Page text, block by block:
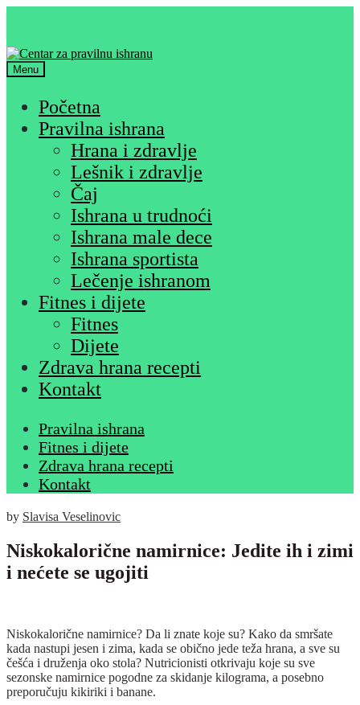
Menu
Početna
Pravilna ishrana
Hrana i zdravlje
Lešnik i zdravlje
Čaj
Ishrana u trudnoći
Ishrana male dece
Ishrana sportista
Lečenje ishranom
Fitnes i dijete
Fitnes
Dijete
Zdrava hrana recepti
Kontakt
Pravilna ishrana
Fitnes i dijete
Zdrava hrana recepti
Kontakt
by Slavisa Veselinovic
Niskokalorične namirnice: Jedite ih i zimi
i nećete se ugojiti
Niskokalorične namirnice? Da li znate koje su? Kako da smršate
kada nastupi jesen i zima, kada se obično jede teža hrana, a sve su
češća i druženja oko stola? Nutricionisti otkrivaju koje su sve
sezonske namirnice pogodne za skidanje kilograma, a posebno
preporučuju kikiriki i banane.